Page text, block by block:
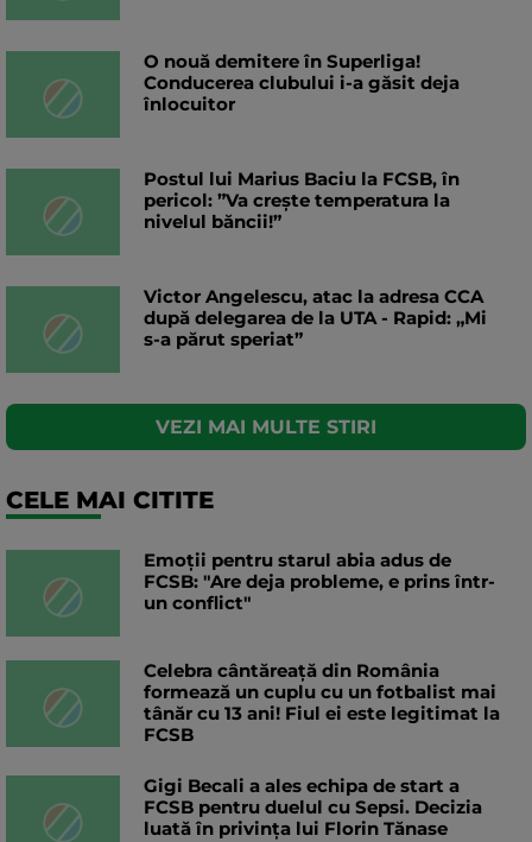
O nouă demitere în Superliga!
Conducerea clubului i-a găsit deja
înlocuitor
Postul lui Marius Baciu la FCSB, în
pericol: ”Va crește temperatura la
nivelul băncii!”
Victor Angelescu, atac la adresa CCA
după delegarea de la UTA - Rapid: „Mi
s-a părut speriat”
VEZI MAI MULTE STIRI
CELE MAI CITITE
Emoții pentru starul abia adus de
FCSB: "Are deja probleme, e prins într-
un conflict"
Celebra cântăreață din România
formează un cuplu cu un fotbalist mai
tânăr cu 13 ani! Fiul ei este legitimat la
FCSB
Gigi Becali a ales echipa de start a
FCSB pentru duelul cu Sepsi. Decizia
luată în privința lui Florin Tănase